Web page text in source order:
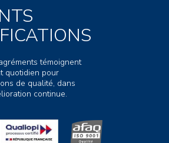
témoignent
quotidien pour
de qualité, dans
continue.